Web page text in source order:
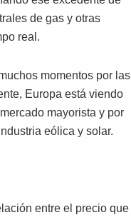
de gas y otras
real.
momentos por las
Europa está viendo
mayorista y por
eólica y solar.
entre el precio que